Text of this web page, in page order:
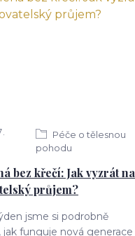
Péče o tělesnou
pohodu
bez křečí: Jak vyzrát na
průjem?
jsme si podrobně
jak funguje nová generace